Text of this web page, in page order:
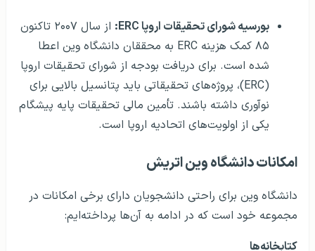
یکی از اولویت‌های اتحادیه اروپا است.
امکانات دانشگاه وین اتریش
دانشگاه وین برای راحتی دانشجویان دارای برخی امکانات در
مجموعه خود است که در ادامه به آن‌ها پرداخته‌ایم:
چندین کتابخانه با موضوع خاص
(“Fachbereichsbibliotheken”) برای رشته‌های مختلف
تحصیلی دارد. دانشجویانی که کارت شناسایی معتبر